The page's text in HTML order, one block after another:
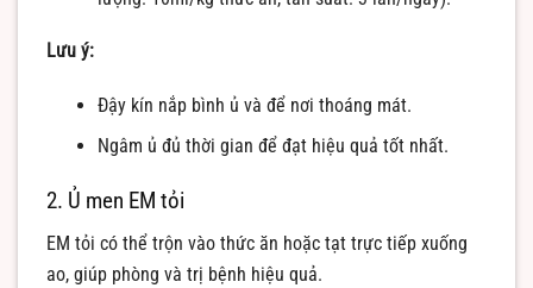
Lưu ý:
Đậy kín nắp bình ủ và để nơi thoáng mát.
Ngâm ủ đủ thời gian để đạt hiệu quả tốt nhất.
2. Ủ men EM tỏi
EM tỏi có thể trộn vào thức ăn hoặc tạt trực tiếp xuống
ao, giúp phòng và trị bệnh hiệu quả.